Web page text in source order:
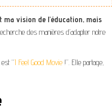
ma vision de l’éducation, mais
des manières d’adapter notre
“I Feel Good Movie !”. Elle partage,